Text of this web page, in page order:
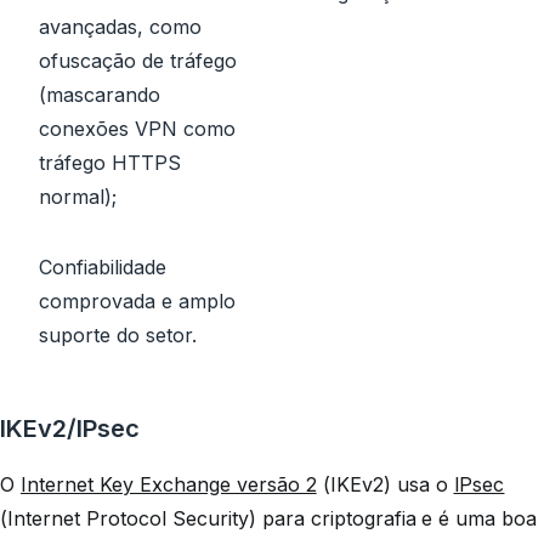
avançadas, como
ofuscação de tráfego
(mascarando
conexões VPN como
tráfego HTTPS
normal);
Confiabilidade
comprovada e amplo
suporte do setor.
IKEv2/IPsec
O Internet Key Exchange versão 2(IKEv2) usa o IPsec
(Internet Protocol Security) para criptografia e é uma boa